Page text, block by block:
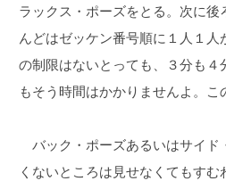
ラックス・ポーズをとる。次に
んどはゼッケン番号順に１人１
の制限はないとっても、３分も
もそう時間はかかりませんよ。
バック・ポーズあるいはサイド
くないところは見せなくてもすむ